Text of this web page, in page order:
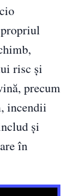
risc și
precum
incendii
și
în